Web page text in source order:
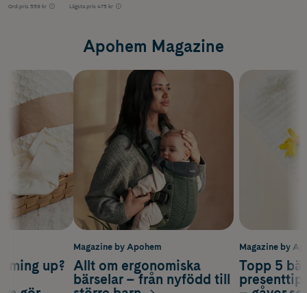
Ord.pris 559 kr Lägsta pris 475 kr
Apohem Magazine
Magazine by
Topp 5
up?
Magazine by Apohem
Allt om ergonomiska
bärselar – från nyfödd till